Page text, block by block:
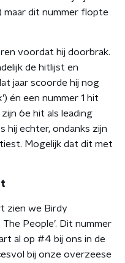
maar dit nummer flopte
voordat hij doorbrak.
de hitlijst en
jaar scoorde hij nog
én een nummer 1 hit
zijn 6e hit als leading
hij echter, ondanks zijn
Mogelijk dat dit met
zien we Birdy
People’. Dit nummer
al op #4 bij ons in de
bij onze overzeese